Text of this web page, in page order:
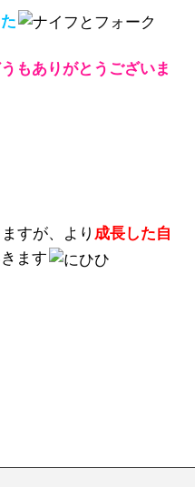
もありがとうございま
すが、より 成長した自
ます